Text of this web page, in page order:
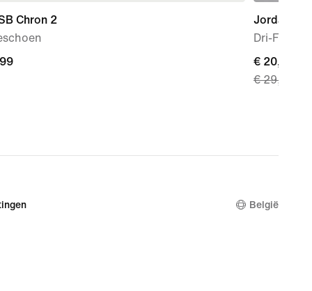
Chron 2
Jordan
Dri-FIT
current
price
€ 29,99
€ 20,99
€ 29,99
België